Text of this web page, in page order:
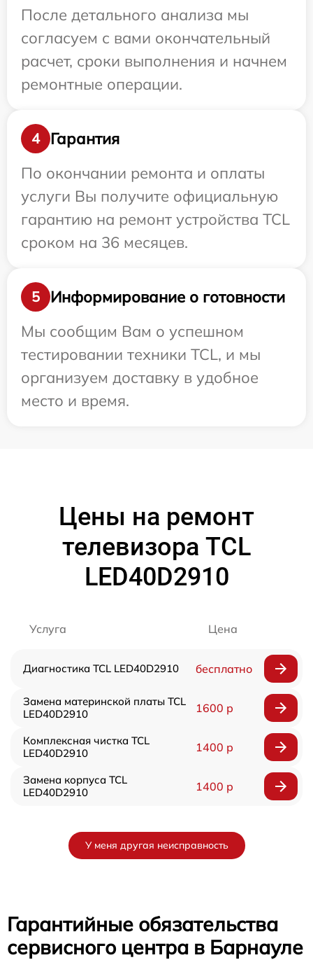
После детального анализа мы
согласуем с вами окончательный
расчет, сроки выполнения и начнем
ремонтные операции.
4
Гарантия
По окончании ремонта и оплаты
услуги Вы получите официальную
гарантию на ремонт устройства TCL
сроком на 36 месяцев.
5
Информирование о готовности
Мы сообщим Вам о успешном
тестировании техники TCL, и мы
организуем доставку в удобное
место и время.
Цены на ремонт
телевизора TCL
LED40D2910
Услуга Цена
Диагностика TCL LED40D2910 бесплатно
Замена материнской платы TCL
LED40D2910
1600 р
Комплексная чистка TCL
LED40D2910
1400 р
Замена корпуса TCL
LED40D2910
1400 р
У меня другая неисправность
Гарантийные обязательства
сервисного центра в Барнауле